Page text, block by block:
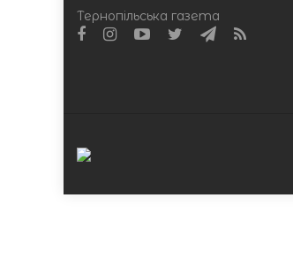
Тернопільська газета